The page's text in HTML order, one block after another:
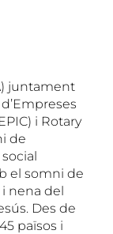
juntament
i Rotary
de
el somni de
i nena del
Des de
països i